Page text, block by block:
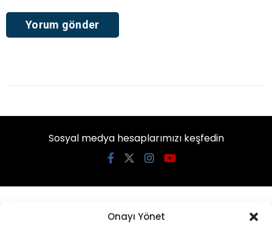
Onayı Yönet
Sosyal medya hesaplarımızı keşfedin